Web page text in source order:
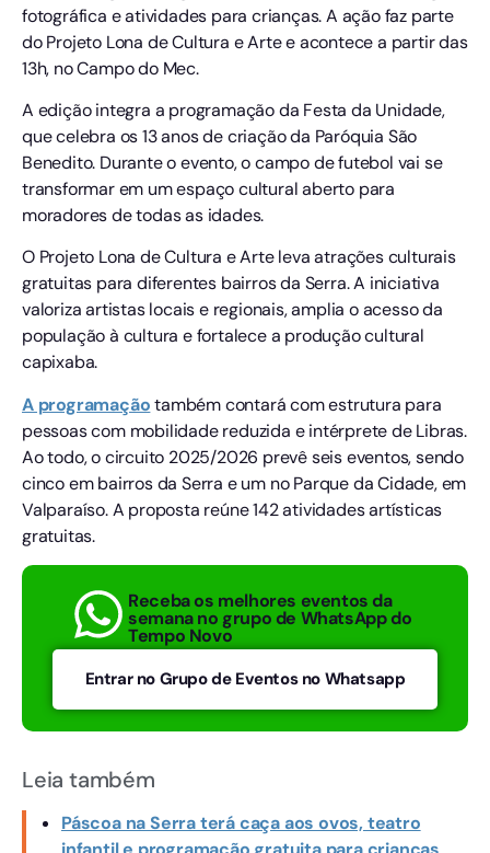
fotográfica e atividades para crianças. A ação faz parte
do Projeto Lona de Cultura e Arte e acontece a partir das
13h, no Campo do Mec.
A edição integra a programação da Festa da Unidade,
que celebra os 13 anos de criação da Paróquia São
Benedito. Durante o evento, o campo de futebol vai se
transformar em um espaço cultural aberto para
moradores de todas as idades.
O Projeto Lona de Cultura e Arte leva atrações culturais
gratuitas para diferentes bairros da Serra. A iniciativa
valoriza artistas locais e regionais, amplia o acesso da
população à cultura e fortalece a produção cultural
capixaba.
A programaçãotambém contará com estrutura para
pessoas com mobilidade reduzida e intérprete de Libras.
Ao todo, o circuito 2025/2026 prevê seis eventos, sendo
cinco em bairros da Serra e um no Parque da Cidade, em
Valparaíso. A proposta reúne 142 atividades artísticas
gratuitas.
Receba os melhores eventos da
semana no grupo de WhatsApp do
Tempo Novo
Entrar no Grupo de Eventos no Whatsapp
Leia também
Páscoa na Serra terá caça aos ovos, teatro